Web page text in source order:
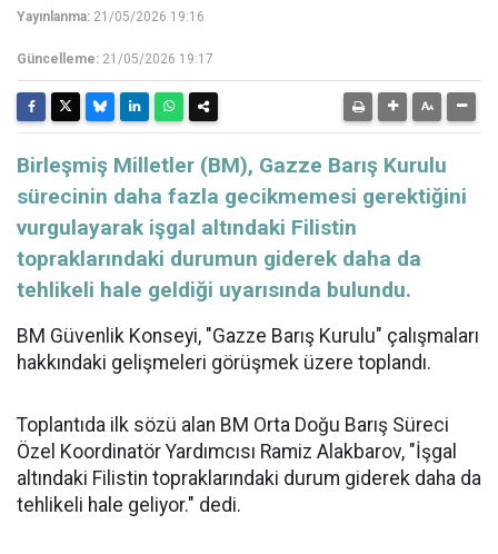
Yayınlanma: 21/05/2026 19:16
Güncelleme: 21/05/2026 19:17
Birleşmiş Milletler (BM), Gazze Barış Kurulu
sürecinin daha fazla gecikmemesi gerektiğini
vurgulayarak işgal altındaki Filistin
topraklarındaki durumun giderek daha da
tehlikeli hale geldiği uyarısında bulundu.
BM Güvenlik Konseyi, "Gazze Barış Kurulu" çalışmaları
hakkındaki gelişmeleri görüşmek üzere toplandı.
Toplantıda ilk sözü alan BM Orta Doğu Barış Süreci
Özel Koordinatör Yardımcısı Ramiz Alakbarov, "İşgal
altındaki Filistin topraklarındaki durum giderek daha da
tehlikeli hale geliyor." dedi.